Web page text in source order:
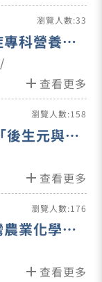
瀏覽人數:33
科營養師
add 查看更多
瀏覽人數:158
後生元與精
局」
add 查看更多
瀏覽人數:176
業化學會
會
add 查看更多